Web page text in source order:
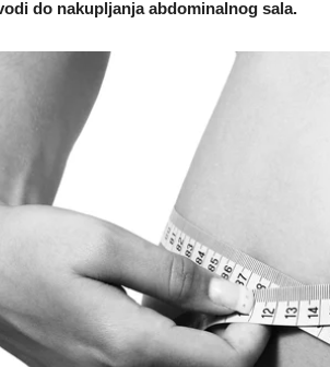
do nakupljanja abdominalnog sala.